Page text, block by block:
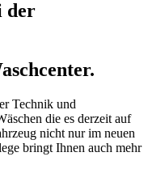
der
Technik und
die es derzeit auf
nicht nur im neuen
bringt Ihnen auch mehr